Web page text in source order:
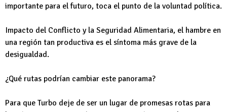
importante para el futuro, toca el punto de la voluntad política.
Impacto del Conflicto y la Seguridad Alimentaria, el hambre en
una región tan productiva es el síntoma más grave de la
desigualdad.
¿Qué rutas podrían cambiar este panorama?
Para que Turbo deje de ser un lugar de promesas rotas para